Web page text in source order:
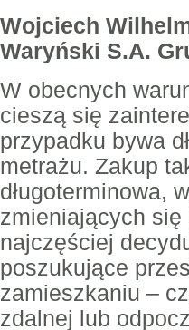
Wojciech
Waryński S.A.
W obecnych
cieszą się
przypadku bywa
metrażu. Zakup
długoterminowa,
zmieniających
najczęściej
poszukujące
zamieszkaniu –
zdalnej lub